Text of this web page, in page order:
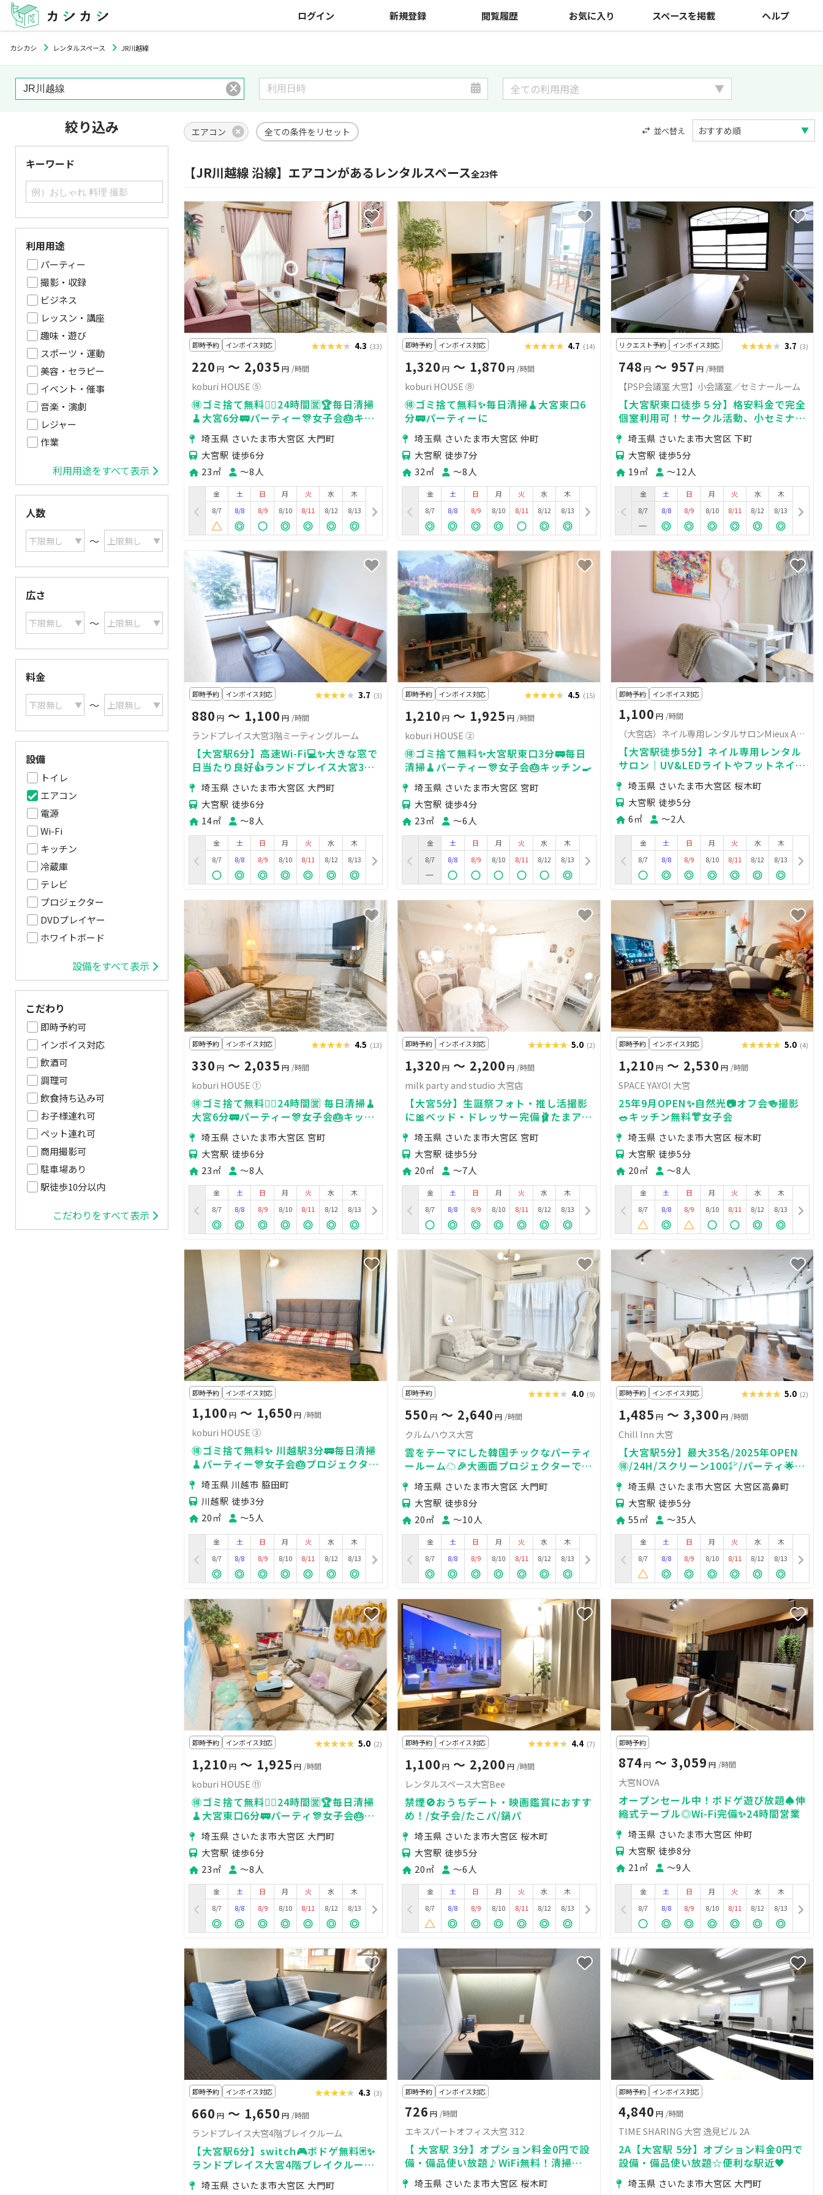
ログイン 新規登録 閲覧履歴 お気に入り スペースを掲載 ヘルプ
カシカシ レンタルスペース JR川越線
絞り込み
キーワード
利用用途
パーティー
撮影・収録
ビジネス
レッスン・講座
趣味・遊び
スポーツ・運動
美容・セラピー
イベント・催事
音楽・演劇
レジャー
作業
利用用途をすべて表示
人数
〜
広さ
〜
料金
〜
設備
テレビ
キッチン
プロジェクター
ホワイトボード
DVDプレイヤー
トイレ
冷蔵庫
エアコン
電源
Wi-Fi
設備をすべて表示
こだわり
即時予約可
インボイス対応
駅徒歩10分以内
飲酒可
調理可
飲食持ち込み可
お子様連れ可
ペット連れ可
商用撮影可
駐車場あり
こだわりをすべて表示
エアコン 全ての条件をリセット 並べ替え
【JR川越線 沿線】エアコンがあるレンタルスペース全23件
即時予約 インボイス対応 ★★★★★
★★★★★ 4.3 (33)
220 円 〜 2,035 円 /時間
koburi HOUSE ⑤
🉐ゴミ捨て無料🙆‍♀️24時間🈺🏆毎日清掃
🧹大宮6分🚃パーティー🎊女子会🎂キッ
チン🍳
埼玉県 さいたま市大宮区 大門町
大宮駅 徒歩6分
23㎡
〜8人
金
8/7
土
8/8
日
8/9
月
8/10
火
8/11
水
8/12
木
8/13
即時予約 インボイス対応 ★★★★★
★★★★★ 4.7 (14)
1,320 円 〜 1,870 円 /時間
koburi HOUSE ⑧
🉐ゴミ捨て無料✨毎日清掃🧹大宮東口6
分🚃パーティーに
埼玉県 さいたま市大宮区 仲町
大宮駅 徒歩7分
32㎡
〜8人
金
8/7
土
8/8
日
8/9
月
8/10
火
8/11
水
8/12
木
8/13
リクエスト予約 インボイス対応 ★★★★★
★★★★★3.7 (3)
748 円〜 957 円 /時間
【PSP会議室 大宮】小会議室／セミナールーム
【大宮駅東口徒歩５分】格安料金で完全
個室利用可！サークル活動、小セミナー
にも◎
埼玉県 さいたま市大宮区 下町
大宮駅 徒歩5分
19㎡
〜12人
金
8/7
土
8/8
日
8/9
月
8/10
火
8/11
水
8/12
木
8/13
即時予約 インボイス対応 ★★★★★
★★★★★ 3.7 (3)
880 円 〜 1,100 円 /時間
ランドプレイス大宮3階ミーティングルーム
【大宮駅6分】高速Wi-Fi💻✨大きな窓で
日当たり良好👍ランドプレイス大宮3階
ミーティングルーム😊
埼玉県 さいたま市大宮区 大門町
大宮駅 徒歩6分
14㎡
〜8人
金
8/7
土
8/8
日
8/9
月
8/10
火
8/11
水
8/12
木
8/13
即時予約 インボイス対応 ★★★★★
★★★★★ 4.5 (15)
1,210 円 〜 1,925 円 /時間
koburi HOUSE ②
🉐ゴミ捨て無料✨大宮駅東口3分🚃毎日
清掃🧹パーティー🎊女子会🎂キッチン🍳
埼玉県 さいたま市大宮区 宮町
大宮駅 徒歩4分
23㎡
〜6人
金
8/7
土
8/8
日
8/9
月
8/10
火
8/11
水
8/12
木
8/13
即時予約 インボイス対応
1,100 円 /時間
（大宮店）ネイル専用レンタルサロンMieux Aブース
【大宮駅徒歩5分】ネイル専用レンタル
サロン｜UV&LEDライトやフットネイル
用品、ワゴンや集塵機も完備｜
埼玉県 さいたま市大宮区 桜木町
大宮駅 徒歩5分
6㎡
〜2人
金
8/7
土
8/8
日
8/9
月
8/10
火
8/11
水
8/12
木
8/13
即時予約 インボイス対応 ★★★★★
★★★★★ 4.5 (13)
330 円 〜 2,035 円 /時間
koburi HOUSE ①
🉐ゴミ捨て無料🙆‍♀️24時間🈺 毎日清掃🧹
大宮6分🚃パーティー🎊女子会🎂キッチ
ン🍳埼玉県 さいたま市大宮区 宮町
大宮駅 徒歩6分
23㎡
〜8人
金
8/7
土
8/8
日
8/9
月
8/10
火
8/11
水
8/12
木
8/13
即時予約 インボイス対応 ★★★★★
★★★★★5.0 (2)
1,320 円 〜 2,200 円 /時間
milk party and studio 大宮店
【大宮5分】生誕祭フォト・推し活撮影
に🎀ベッド・ドレッサー完備🩰たまアリ
遠征組の準備・待ち時間や女子会にも✨
埼玉県 さいたま市大宮区 宮町
大宮駅 徒歩5分
20㎡
〜7人
金
8/7
土
8/8
日
8/9
月
8/10
火
8/11
水
8/12
木
8/13
即時予約 インボイス対応 ★★★★★
★★★★★5.0 (4)
1,210 円〜 2,530 円 /時間
SPACE YAYOI 大宮
25年9月OPEN✨自然光📷オフ会🍻撮影
🥗キッチン無料👘女子会
埼玉県 さいたま市大宮区 桜木町
大宮駅 徒歩5分
20㎡
〜8人
金
8/7
土
8/8
日
8/9
月
8/10
火
8/11
水
8/12
木
8/13
即時予約 インボイス対応
1,100 円 〜 1,650 円 /時間
koburi HOUSE ③
🉐ゴミ捨て無料✨ 川越駅3分🚃毎日清掃
🧹パーティー🎊女子会🎂プロジェクター
📹 埼玉県 川越市 脇田町
川越駅 徒歩3分
20㎡
〜5人
金
8/7
土
8/8
日
8/9
月
8/10
火
8/11
水
8/12
木
8/13
即時予約 ★★★★★
★★★★★ 4.0 (9)
550 円 〜 2,640 円 /時間
クルムハウス大宮
雲をテーマにした韓国チックなパーティ
ールーム☁🎉大画面プロジェクターで映
画鑑賞/イベント/デート/打ち上げ/女子
会に埼玉県 さいたま市大宮区 大門町
大宮駅 徒歩8分
20㎡
〜10人
金
8/7
土
8/8
日
8/9
月
8/10
火
8/11
水
8/12
木
8/13
即時予約 インボイス対応 ★★★★★
★★★★★5.0 (2)
1,485 円〜 3,300 円 /時間
Chill Inn 大宮
【大宮駅5分】最大35名/2025年OPEN
🉐/24H/スクリーン100㌅/パーティ🌟懇
親会💖
埼玉県 さいたま市大宮区 大宮区高鼻町
大宮駅 徒歩5分
55㎡
〜35人
金
8/7
土
8/8
日
8/9
月
8/10
火
8/11
水
8/12
木
8/13
即時予約 インボイス対応 ★★★★★
★★★★★ 5.0 (2)
1,210 円 〜 1,925 円 /時間
koburi HOUSE ⑪
🉐ゴミ捨て無料🙆‍♀️24時間🈺🏆毎日清掃
🧹大宮東口6分🚃パーティ🎊女子会🎂ネ
トフリ
埼玉県 さいたま市大宮区 大門町
大宮駅 徒歩6分
23㎡
〜8人
金
8/7
土
8/8
日
8/9
月
8/10
火
8/11
水
8/12
木
8/13
即時予約 インボイス対応 ★★★★★
★★★★★ 4.4 (7)
1,100 円 〜 2,200 円 /時間
レンタルスペース大宮Bee
禁煙🚫おうちデート・映画鑑賞におすす
め！/女子会/たこパ/鍋パ
埼玉県 さいたま市大宮区 桜木町
大宮駅 徒歩5分
20㎡
〜6人
金
8/7
土
8/8
日
8/9
月
8/10
火
8/11
水
8/12
木
8/13
即時予約
874円〜 3,059 円 /時間
大宮NOVA
オープンセール中！ボドゲ遊び放題♠伸
縮式テーブル◎Wi-Fi完備✨24時間営業
埼玉県 さいたま市大宮区 仲町
大宮駅 徒歩8分
21㎡
〜9人
金
8/7
土
8/8
日
8/9
月
8/10
火
8/11
水
8/12
木
8/13
即時予約 インボイス対応 ★★★★★
★★★★★ 4.3 (3)
660 円 〜 1,650 円 /時間
ランドプレイス大宮4階ブレイクルーム
【大宮駅6分】switch🎮ボドゲ無料🃏✨
ランドプレイス大宮4階ブレイクルーム
🎉 埼玉県 さいたま市大宮区 大門町
即時予約 インボイス対応
726 円 /時間
エキスパートオフィス大宮 312
【 大宮駅 3分】オプション料金0円で設
備・備品使い放題♪WiFi無料！清掃で
衛生面も安心♥便利な駅近
埼玉県 さいたま市大宮区 桜木町
即時予約 インボイス対応
4,840 円 /時間
TIME SHARING 大宮 逸見ビル 2A
2A【大宮駅 5分】オプション料金0円で
設備・備品使い放題☆便利な駅近♥
埼玉県 さいたま市大宮区 大門町